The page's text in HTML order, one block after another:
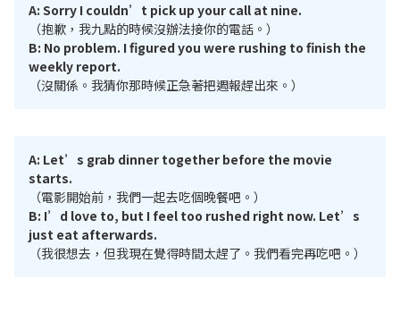
A: Sorry I couldn’t pick up your call at nine.
（抱歉，我九點的時候沒辦法接你的電話。）
B: No problem. I figured you were rushing to finish the
weekly report.
（沒關係。我猜你那時候正急著把週報趕出來。）
A: Let’s grab dinner together before the movie
starts.
（電影開始前，我們一起去吃個晚餐吧。）
B: I’d love to, but I feel too rushed right now. Let’s
just eat afterwards.
（我很想去，但我現在覺得時間太趕了。我們看完再吃吧。）